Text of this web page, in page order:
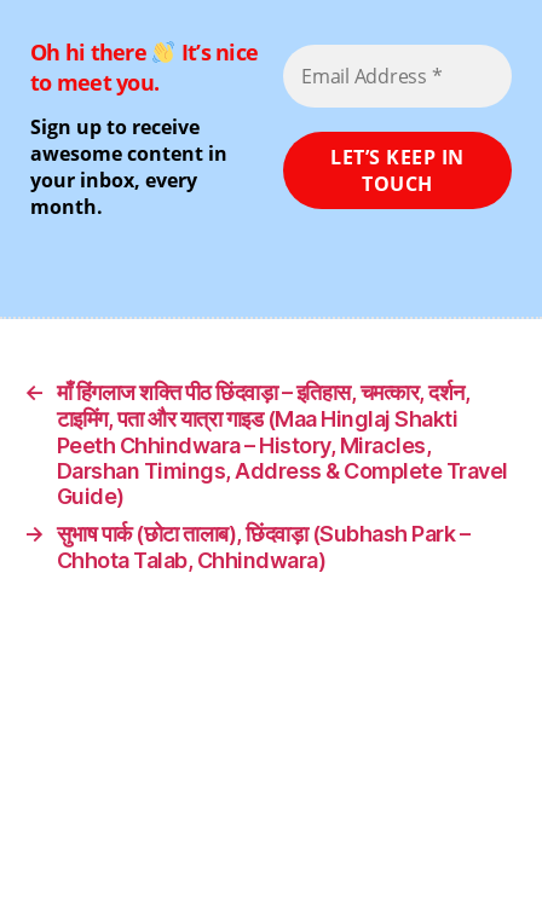
Oh hi there
It’s nice
to meet you.
Sign up to receive
awesome content in
your inbox, every
month.
← माँ हिंगलाज शक्ति पीठ छिंदवाड़ा – इतिहास, चमत्कार, दर्शन,
टाइमिंग, पता और यात्रा गाइड (Maa Hinglaj Shakti
Peeth Chhindwara – History, Miracles,
Darshan Timings, Address & Complete Travel
Guide)
→ सुभाष पार्क (छोटा तालाब), छिंदवाड़ा (Subhash Park –
Chhota Talab, Chhindwara)